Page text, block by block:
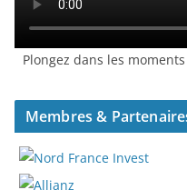
Plongez dans les
Membres &